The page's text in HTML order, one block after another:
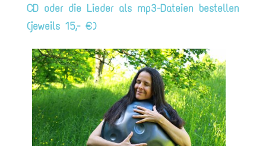
CD oder die Lieder als mp3-Dateien bestellen
(jeweils 15,- €)